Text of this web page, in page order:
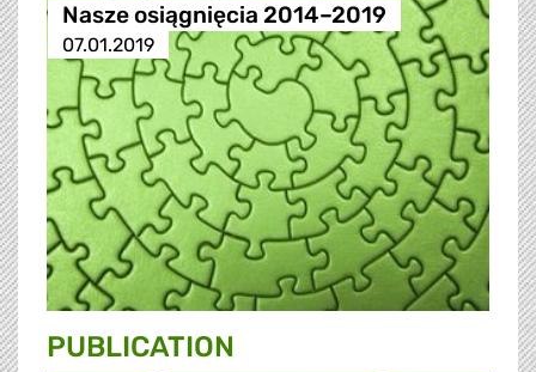
Nasze osiągnięcia 2014–2019
07.01.2019
PUBLICATION